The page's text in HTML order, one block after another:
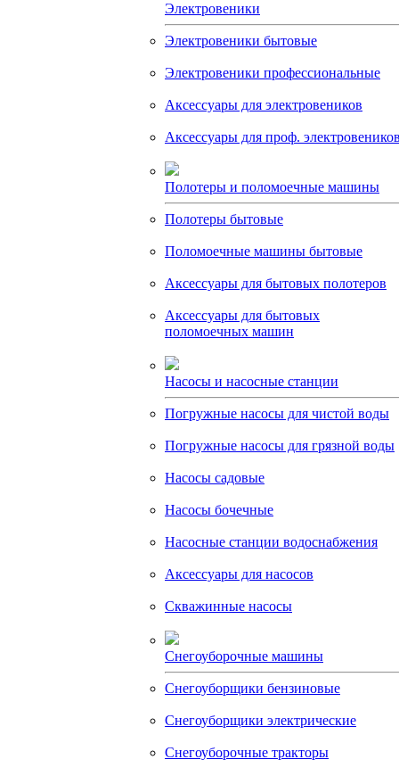
Электровеники
Электровеники бытовые
Электровеники профессиональные
Аксессуары для электровеников
Аксессуары для проф.
Полотеры и поломоечные машины
Полотеры бытовые
Поломоечные машины бытовые
Аксессуары для бытовых полотеров
Аксессуары для бытовых
поломоечных машин
Насосы и насосные станции
Погружные насосы для чистой воды
Погружные насосы для грязной воды
Насосы садовые
Насосы бочечные
Насосные станции водоснабжения
Аксессуары для насосов
Скважинные насосы
Снегоуборочные машины
Снегоуборщики бензиновые
Снегоуборщики электрические
Снегоуборочные тракторы